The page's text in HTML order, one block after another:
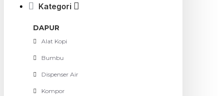
Kategori
DAPUR
Alat Kopi
Bumbu
Dispenser Air
Kompor